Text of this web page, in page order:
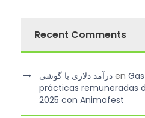
Recent Comments
درآمد دلاری با گوشی en
prácticas remuneradas
2025 con Animafest